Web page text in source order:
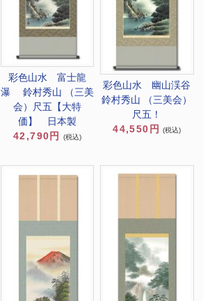
彩色山水 富士龍
瀑 鈴村秀山 （三美
会）尺五【大特
価】 日本製
42,790円
(税込)
彩色山水 幽山渓谷
鈴村秀山 （三美会）
尺五！
44,550円
(税込)